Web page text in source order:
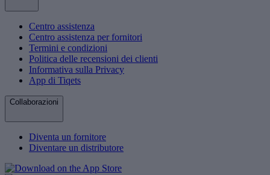
Centro assistenza
Centro assistenza per fornitori
Termini e condizioni
Politica delle recensioni dei clienti
Informativa sulla Privacy
App di Tiqets
Collaborazioni
Diventa un fornitore
Diventare un distributore